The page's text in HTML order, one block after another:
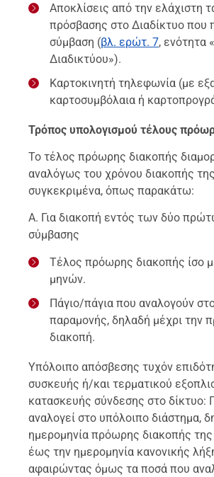
Αποκλίσεις από την ελάχιστη
πρόσβασης στο Διαδίκτυο που
σύμβαση (βλ. ερώτ. 7, ενότητα
Διαδικτύου»).
Καρτοκινητή τηλεφωνία (με
καρτοσυμβόλαια ή
Τρόπος υπολογισμού τέλους
Το τέλος πρόωρης διακοπής
αναλόγως του χρόνου διακοπής
συγκεκριμένα, όπως παρακάτω:
Α. Για διακοπή εντός των δύο
σύμβασης
Τέλος πρόωρης διακοπής ίσο
μηνών.
Πάγιο/πάγια που αναλογούν
παραμονής, δηλαδή μέχρι την
διακοπή.
Υπόλοιπο απόσβεσης τυχόν
συσκευής ή/και τερματικού
κατασκευής σύνδεσης στο δίκτυο:
αναλογεί στο υπόλοιπο διάστημα,
ημερομηνία πρόωρης διακοπής
έως την ημερομηνία κανονικής
αφαιρώντας όμως τα ποσά που